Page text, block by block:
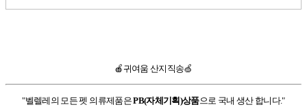
🍎귀여움 산지직송🍏
"벨렐레의 모든 펫 의류제품은PB(자체기획)상품으로 국내 생산 합니다."